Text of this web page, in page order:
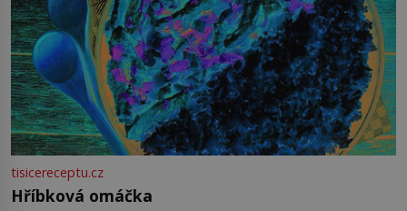
tisicereceptu.cz
Hříbková omáčka